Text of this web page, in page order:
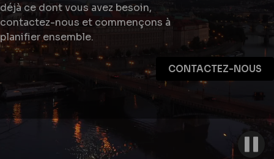
déjà ce dont vous avez besoin,
contactez-nous et commençons à
planifier ensemble.
CONTACTEZ-NOUS